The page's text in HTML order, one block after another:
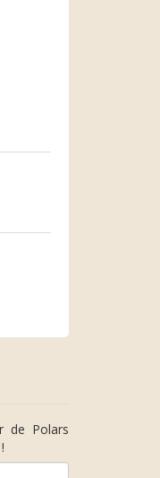
de Polars